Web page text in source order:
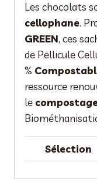
Les chocolats
cellophane.
GREEN, ces
de Pellicule
%
ressource
le
Sélection